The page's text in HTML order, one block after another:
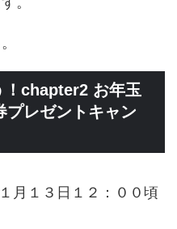
！chapter2 お年玉
レゼントキャン
月１３日１２：００頃